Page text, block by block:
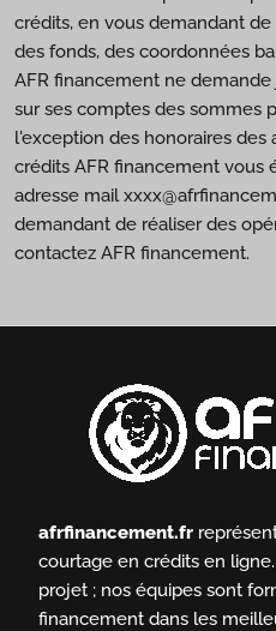
crédits, en vous demandant
des fonds, des coordonnées
AFR financement ne
sur ses comptes des sommes
l'exception des honoraires des
crédits AFR financement vous
adresse mail
demandant de réaliser des
contactez AFR financement.
afrfinancement.fr
courtage en crédits en ligne.
projet ; nos équipes sont
financement dans les